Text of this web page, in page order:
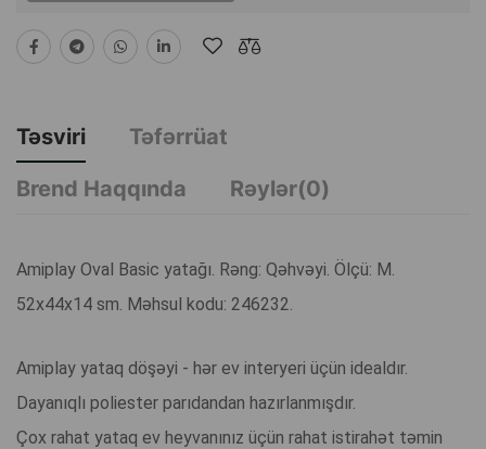
Təsviri
Təfərrüat
Brend Haqqında
Rəylər(0)
Amiplay Oval Basic yatağı. Rəng: Qəhvəyi. Ölçü: M.
52x44x14 sm. Məhsul kodu: 246232.
Amiplay yataq döşəyi - hər ev interyeri üçün idealdır.
Dayanıqlı poliester parıdandan hazırlanmışdır.
Çox rahat yataq ev heyvanınız üçün rahat istirahət təmin